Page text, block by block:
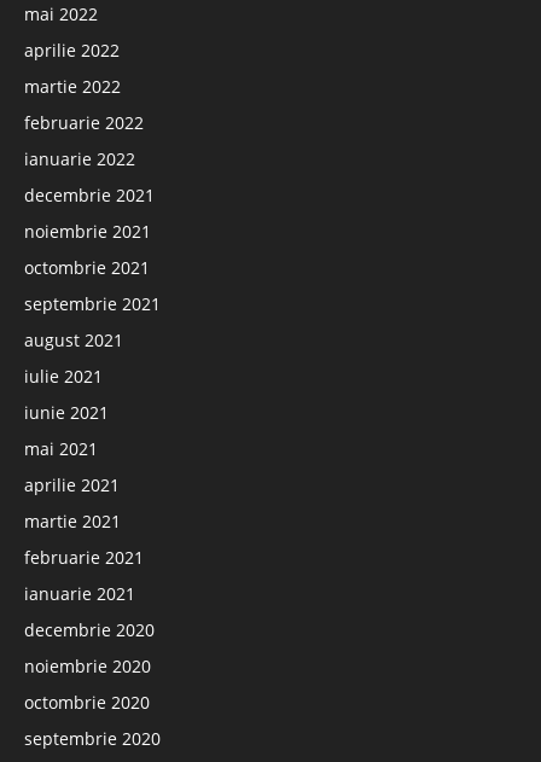
mai 2022
aprilie 2022
martie 2022
februarie 2022
ianuarie 2022
decembrie 2021
noiembrie 2021
octombrie 2021
septembrie 2021
august 2021
iulie 2021
iunie 2021
mai 2021
aprilie 2021
martie 2021
februarie 2021
ianuarie 2021
decembrie 2020
noiembrie 2020
octombrie 2020
septembrie 2020